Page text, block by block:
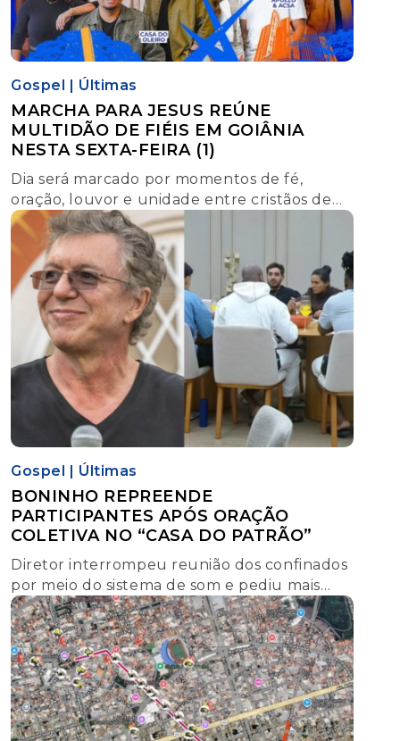
Gospel Últimas
MARCHA PARA JESUS REÚNE
MULTIDÃO DE FIÉIS EM GOIÂNIA
NESTA SEXTA-FEIRA (1)
Dia será marcado por momentos de fé,
oração, louvor e unidade entre cristãos de
diferentes igrejas na capital.
Gospel | Últimas
BONINHO REPREENDE
PARTICIPANTES APÓS ORAÇÃO
COLETIVA NO “CASA DO PATRÃO”
Diretor interrompeu reunião dos confinados
por meio do sistema de som e pediu mais
individualidade no jogo; episódio repercutiu
nas redes sociais e dividiu opiniões do
público.